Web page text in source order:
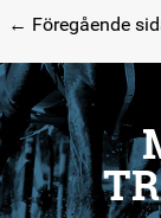
← Föregående